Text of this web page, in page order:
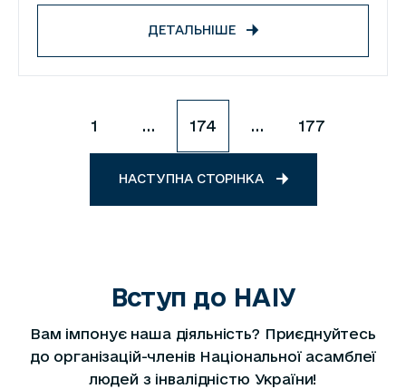
оплати проїзду окремим
готівковій формі”
ДЕТАЛЬНІШЕ
1 … 174 … 177
НАСТУПНА СТОРІНКА
Вступ до НАІУ
Вам імпонує наша діяльність? Приєднуйтесь
до організацій-членів Національної асамблеї
людей з інвалідністю України!